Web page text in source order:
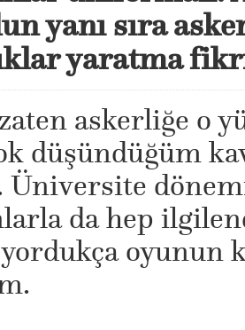
yanı sıra
yaratma
askerliğe o
düşündüğüm
Üniversite
da hep
oyunun